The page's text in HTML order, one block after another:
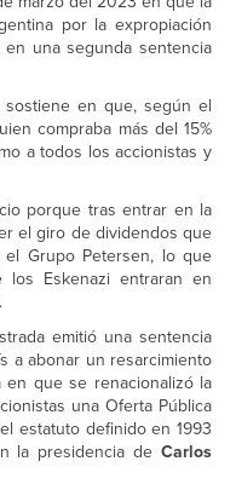
por la expropiación
una segunda sentencia
sostiene en que, según el
compraba más del 15%
a todos los accionistas y
porque tras entrar en la
el giro de dividendos que
Grupo Petersen, lo que
Eskenazi entraran en
emitió una sentencia
a abonar un resarcimiento
que se renacionalizó la
una Oferta Pública
estatuto definido en 1993
la presidencia de Carlos